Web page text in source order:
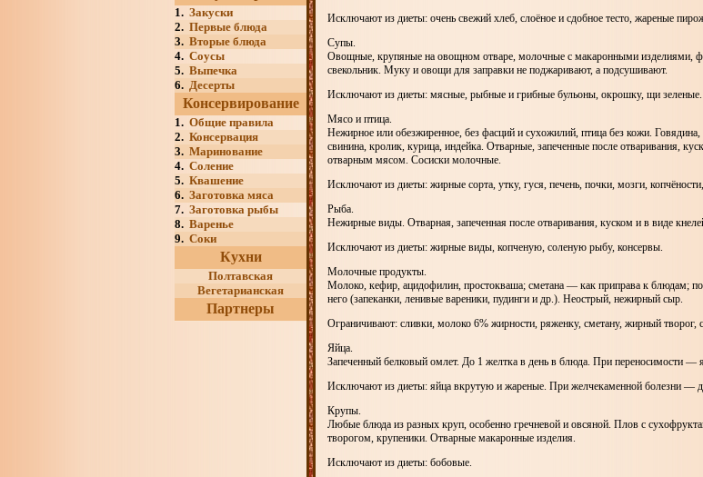
1. Закуски
2. Первые блюда
3. Вторые блюда
4. Соусы
5. Выпечка
6. Десерты
Консервирование
1. Общие правила
2. Консервация
3. Маринование
4. Соление
5. Квашение
6. Заготовка мяса
7. Заготовка рыбы
8. Варенье
9. Соки
Кухни
Полтавская
Вегетарианская
Партнеры
Исключают из диеты: очень свежий хлеб, слоёное и сдобное тесто, жареные
Супы.
Овощные, крупяные на овощном отваре, молочные с макаронными изделиями,
свекольник. Муку и овощи для заправки не поджаривают, а подсушивают.
Исключают из диеты: мясные, рыбные и грибные бульоны, окрошку, щи зеленые.
Мясо и птица.
Нежирное или обезжиренное, без фасций и сухожилий, птица без кожи.
свинина, кролик, курица, индейка. Отварные, запеченные после отваривания,
отварным мясом. Сосиски молочные.
Исключают из диеты: жирные сорта, утку, гуся, печень, почки, мозги,
Рыба.
Нежирные виды. Отварная, запеченная после отваривания, куском и в виде
Исключают из диеты: жирные виды, копченую, соленую рыбу, консервы.
Молочные продукты.
Молоко, кефир, ацидофилин, простокваша; сметана — как приправа к блюдам;
него (запеканки, ленивые вареники, пудинги и др.). Неострый, нежирный сыр.
Ограничивают: сливки, молоко 6% жирности, ряженку, сметану, жирный
Яйца.
Запеченный белковый омлет. До 1 желтка в день в блюда. При переносимости —
Исключают из диеты: яйца вкрутую и жареные. При желчекаменной болезни —
Крупы.
Любые блюда из разных круп, особенно гречневой и овсяной. Плов с
творогом, крупеники. Отварные макаронные изделия.
Исключают из диеты: бобовые.